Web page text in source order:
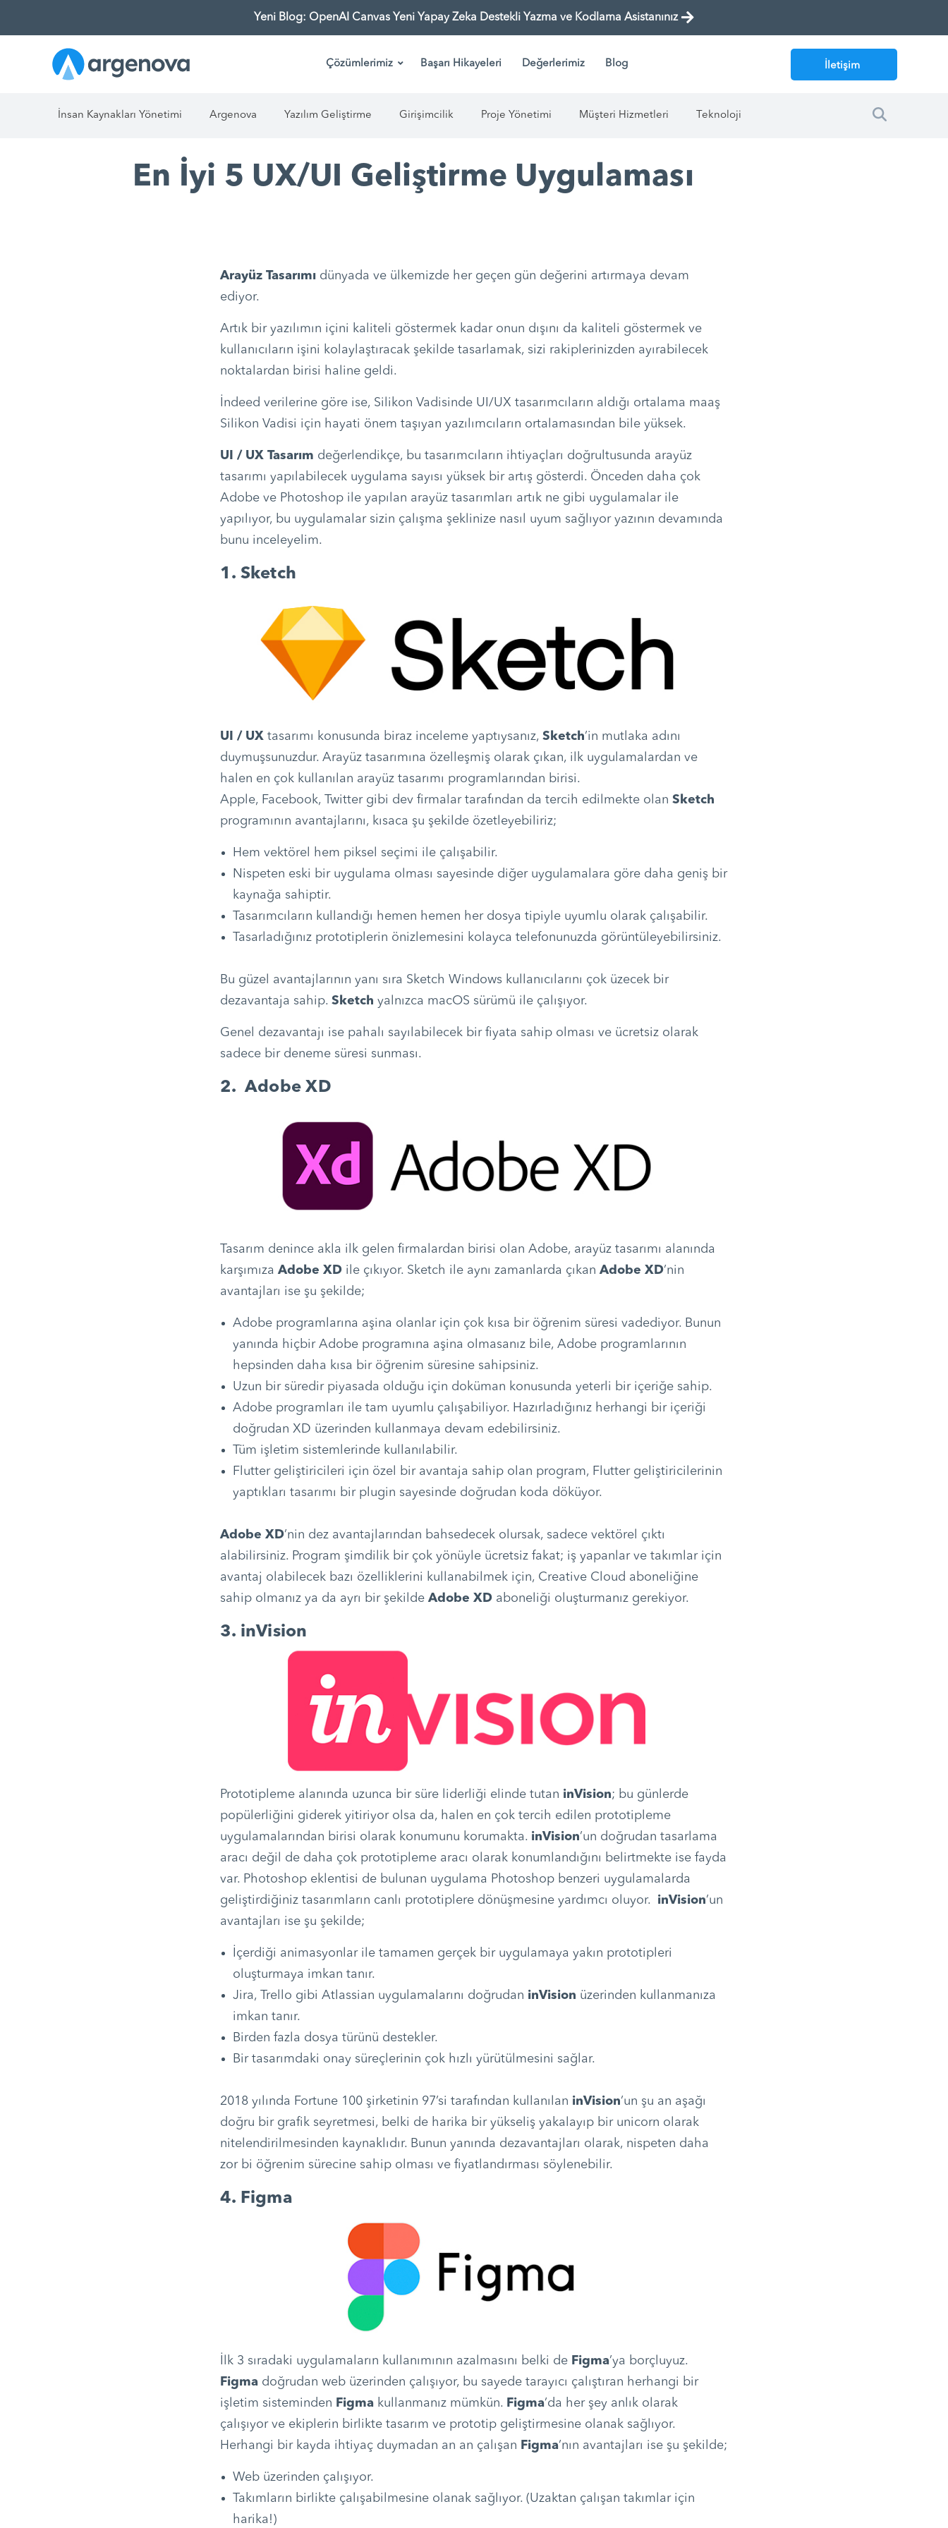
Yeni Blog: OpenAI Canvas Yeni Yapay Zeka Destekli Yazma ve Kodlama Asistanınız
Çözümlerimiz Başarı Hikayeleri Değerlerimiz Blog İletişim
İnsan Kaynakları Yönetimi Argenova Yazılım Geliştirme Girişimcilik Proje Yönetimi Müşteri Hizmetleri Teknoloji
En İyi 5 UX/UI Geliştirme Uygulaması
Arayüz Tasarımı dünyada ve ülkemizde her geçen gün değerini artırmaya devam
ediyor.
Artık bir yazılımın içini kaliteli göstermek kadar onun dışını da kaliteli göstermek ve
kullanıcıların işini kolaylaştıracak şekilde tasarlamak, sizi rakiplerinizden ayırabilecek
noktalardan birisi haline geldi.
İndeed verilerine göre ise, Silikon Vadisinde UI/UX tasarımcıların aldığı ortalama maaş
Silikon Vadisi için hayati önem taşıyan yazılımcıların ortalamasından bile yüksek.
UI / UX Tasarım değerlendikçe, bu tasarımcıların ihtiyaçları doğrultusunda arayüz
tasarımı yapılabilecek uygulama sayısı yüksek bir artış gösterdi. Önceden daha çok
Adobe ve Photoshop ile yapılan arayüz tasarımları artık ne gibi uygulamalar ile
yapılıyor, bu uygulamalar sizin çalışma şeklinize nasıl uyum sağlıyor yazının devamında
bunu inceleyelim.
1. Sketch
UI / UX tasarımı konusunda biraz inceleme yaptıysanız, Sketch’in mutlaka adını
duymuşsunuzdur. Arayüz tasarımına özelleşmiş olarak çıkan, ilk uygulamalardan ve
halen en çok kullanılan arayüz tasarımı programlarından birisi.
Apple, Facebook, Twitter gibi dev firmalar tarafından da tercih edilmekte olan Sketch
programının avantajlarını, kısaca şu şekilde özetleyebiliriz;
Hem vektörel hem piksel seçimi ile çalışabilir.
Nispeten eski bir uygulama olması sayesinde diğer uygulamalara göre daha geniş bir
kaynağa sahiptir.
Tasarımcıların kullandığı hemen hemen her dosya tipiyle uyumlu olarak çalışabilir.
Tasarladığınız prototiplerin önizlemesini kolayca telefonunuzda görüntüleyebilirsiniz.
Bu güzel avantajlarının yanı sıra Sketch Windows kullanıcılarını çok üzecek bir
dezavantaja sahip. Sketch yalnızca macOS sürümü ile çalışıyor.
Genel dezavantajı ise pahalı sayılabilecek bir fiyata sahip olması ve ücretsiz olarak
sadece bir deneme süresi sunması.
2. Adobe XD
Tasarım denince akla ilk gelen firmalardan birisi olan Adobe, arayüz tasarımı alanında
karşımıza Adobe XD ile çıkıyor. Sketch ile aynı zamanlarda çıkan Adobe XD’nin
avantajları ise şu şekilde;
Adobe programlarına aşina olanlar için çok kısa bir öğrenim süresi vadediyor. Bunun
yanında hiçbir Adobe programına aşina olmasanız bile, Adobe programlarının
hepsinden daha kısa bir öğrenim süresine sahipsiniz.
Uzun bir süredir piyasada olduğu için doküman konusunda yeterli bir içeriğe sahip.
Adobe programları ile tam uyumlu çalışabiliyor. Hazırladığınız herhangi bir içeriği
doğrudan XD üzerinden kullanmaya devam edebilirsiniz.
Tüm işletim sistemlerinde kullanılabilir.
Flutter geliştiricileri için özel bir avantaja sahip olan program, Flutter geliştiricilerinin
yaptıkları tasarımı bir plugin sayesinde doğrudan koda döküyor.
Adobe XD’nin dez avantajlarından bahsedecek olursak, sadece vektörel çıktı
alabilirsiniz. Program şimdilik bir çok yönüyle ücretsiz fakat; iş yapanlar ve takımlar için
avantaj olabilecek bazı özelliklerini kullanabilmek için, Creative Cloud aboneliğine
sahip olmanız ya da ayrı bir şekilde Adobe XD aboneliği oluşturmanız gerekiyor.
3. inVision
Prototipleme alanında uzunca bir süre liderliği elinde tutan inVision; bu günlerde
popülerliğini giderek yitiriyor olsa da, halen en çok tercih edilen prototipleme
uygulamalarından birisi olarak konumunu korumakta. inVision’un doğrudan tasarlama
aracı değil de daha çok prototipleme aracı olarak konumlandığını belirtmekte ise fayda
var. Photoshop eklentisi de bulunan uygulama Photoshop benzeri uygulamalarda
geliştirdiğiniz tasarımların canlı prototiplere dönüşmesine yardımcı oluyor. inVision’un
avantajları ise şu şekilde;
İçerdiği animasyonlar ile tamamen gerçek bir uygulamaya yakın prototipleri
oluşturmaya imkan tanır.
Jira, Trello gibi Atlassian uygulamalarını doğrudan inVision üzerinden kullanmanıza
imkan tanır.
Birden fazla dosya türünü destekler.
Bir tasarımdaki onay süreçlerinin çok hızlı yürütülmesini sağlar.
2018 yılında Fortune 100 şirketinin 97’si tarafından kullanılan inVision’un şu an aşağı
doğru bir grafik seyretmesi, belki de harika bir yükseliş yakalayıp bir unicorn olarak
nitelendirilmesinden kaynaklıdır. Bunun yanında dezavantajları olarak, nispeten daha
zor bi öğrenim sürecine sahip olması ve fiyatlandırması söylenebilir.
4. Figma
İlk 3 sıradaki uygulamaların kullanımının azalmasını belki de Figma’ya borçluyuz.
Figma doğrudan web üzerinden çalışıyor, bu sayede tarayıcı çalıştıran herhangi bir
işletim sisteminden Figma kullanmanız mümkün. Figma’da her şey anlık olarak
çalışıyor ve ekiplerin birlikte tasarım ve prototip geliştirmesine olanak sağlıyor.
Herhangi bir kayda ihtiyaç duymadan an an çalışan Figma’nın avantajları ise şu şekilde;
Web üzerinden çalışıyor.
Takımların birlikte çalışabilmesine olanak sağlıyor. (Uzaktan çalışan takımlar için
harika!)